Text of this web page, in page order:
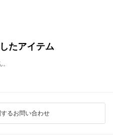
たアイテム
るお問い合わせ